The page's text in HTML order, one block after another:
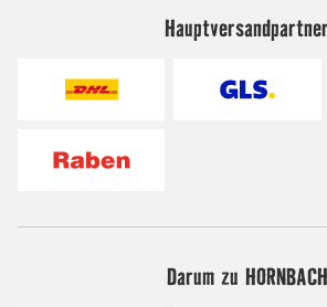
Darum zu HORNBACH